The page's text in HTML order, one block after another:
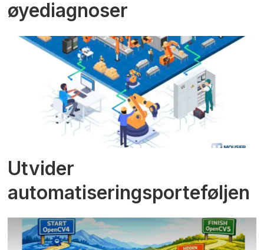
øyediagnoser
Utvider
automatiseringsporteføljen